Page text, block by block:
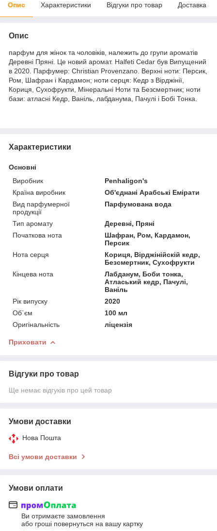
Опис Характеристики Відгуки про товар Доставка
Опис
парфум для жінок та чоловіків, належить до групи ароматів
Деревні Пряні. Це новий аромат. Halfeti Cedar був Випущений
в 2020. Парфумер: Christian Provenzano. Верхні ноти: Персик,
Ром, Шафран і Кардамон; ноти серця: Кедр з Вірджінії,
Кориця, Сухофрукти, Мінеральні Ноти та Безсмертник; ноти
бази: атласні Кедр, Ваніль, лабданума, Пачулі і Бобі Тонка.
Характеристики
Основні
Виробник
Penhaligon's
Країна виробник
Об'єднані Арабські Емірати
Вид парфумерної
продукції
Парфумована вода
Тип аромату
Деревні, Пряні
Початкова нота
Шафран, Ром, Кардамон,
Персик
Нота серця
Кориця, Вірджінійскій кедр,
Безсмертник, Сухофрукти
Кінцева нота
Лабданум, Боби тонка,
Атласький кедр, Пачулі,
Ваніль
Рік випуску
2020
Об`єм
100 мл
Оригінальність
ліцензія
Приховати
Відгуки про товар
Ще немає відгуків про цей товар
Умови доставки
Нова Пошта
Всі умови доставки
Умови оплати
Ви отримаєте замовлення
або гроші повернуться на вашу картку